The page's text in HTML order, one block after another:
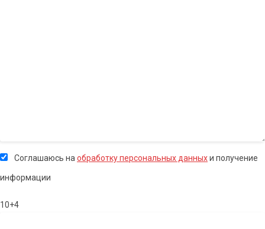
Соглашаюсь на обработку персональных данныхи получение
информации
10+4